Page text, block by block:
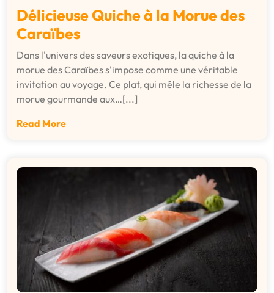
Délicieuse Quiche à la Morue des
Caraïbes
Dans l'univers des saveurs exotiques, la quiche à la
morue des Caraïbes s'impose comme une véritable
invitation au voyage. Ce plat, qui mêle la richesse de la
morue gourmande aux…[...]
Read More